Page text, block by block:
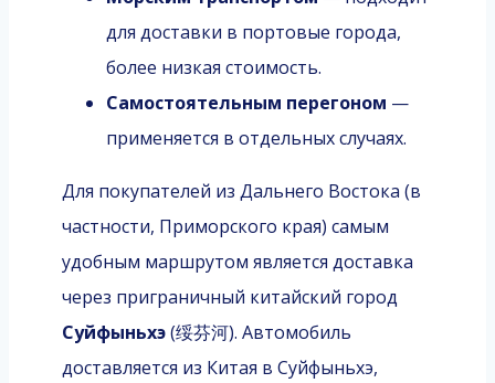
для доставки в портовые города,
более низкая стоимость.
Самостоятельным перегоном —
применяется в отдельных случаях.
Для покупателей из Дальнего Востока (в
частности, Приморского края) самым
удобным маршрутом является доставка
через приграничный китайский город
Суйфыньхэ(绥芬河). Автомобиль
доставляется из Китая в Суйфыньхэ,